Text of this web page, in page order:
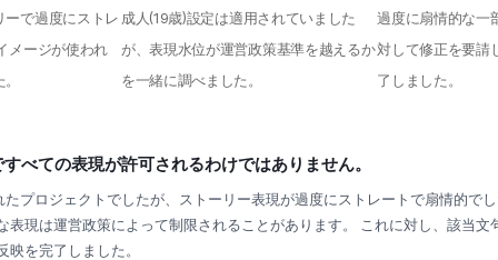
ーで過度にストレ
メージが使われ
成人(19歳)設定は適用されていました
が、表現水位が運営政策基準を越えるか
を一緒に調べました。
過度に扇情的な一
対して修正を要請
了しました。
べての表現が許可されるわけではありません。
たプロジェクトでしたが、ストーリー表現が過度にストレートで扇情的で
表現は運営政策によって制限されることがあります。 これに対し、該当文
を完了しました。